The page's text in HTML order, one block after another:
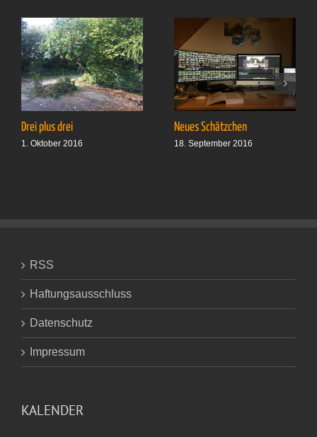
Drei plus drei
1. Oktober 2016
Neues Schätzchen
18. September 2016
RSS
Haftungsausschluss
Datenschutz
Impressum
KALENDER